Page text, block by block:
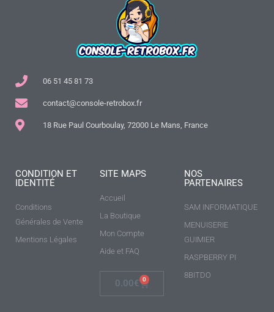
06 51 45 81 73
contact@console-retrobox.fr
18 Rue Paul Courboulay, 72000 Le Mans, France
CONDITION ET
IDENTITÉ
Conditions
Générales de Vente
Mentions Légales
SITE MAPS
Accueil
La Boutique
Mon Compte
Aide et FAQ
0.00€ 0
NOS
PARTENAIRES
SAM INFORMATIQUE
MENUISERIE
GUIMIER
RASPBERRY PI
8BITDO